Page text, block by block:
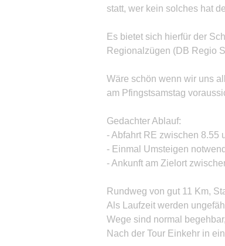
statt, wer kein solches hat
Es bietet sich hierfür der
Regionalzügen (DB Regio
Wäre schön wenn wir uns
am Pfingstsamstag
Gedachter Ablauf:
- Abfahrt RE zwischen 8.55
- Einmal Umsteigen
- Ankunft am Zielort
Rundweg von gut 11 Km,
Als Laufzeit werden
Wege sind normal
Nach der Tour Einkehr in